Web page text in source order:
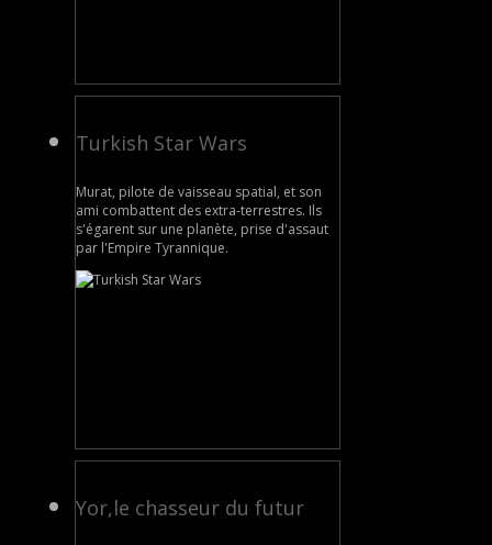
Turkish Star Wars
Murat, pilote de vaisseau spatial, et son
ami combattent des extra-terrestres. Ils
s'égarent sur une planète, prise d'assaut
par l'Empire Tyrannique.
Yor,le chasseur du futur